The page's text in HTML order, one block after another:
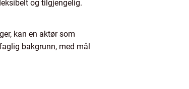
og tilgjengelig.
kan en aktør som
bakgrunn, med mål